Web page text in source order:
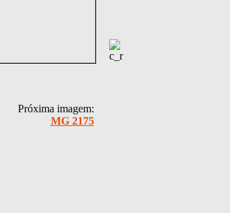
Próxima imagem:
MG 2175